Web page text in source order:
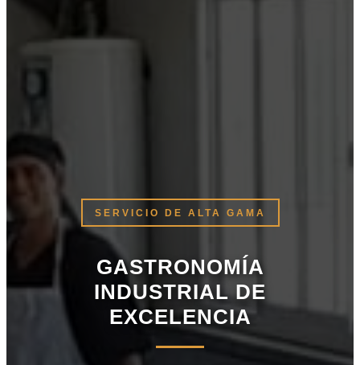
SERVICIO DE ALTA GAMA
GASTRONOMÍA
INDUSTRIAL DE
EXCELENCIA